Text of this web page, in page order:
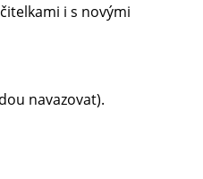
i s novými
navazovat).